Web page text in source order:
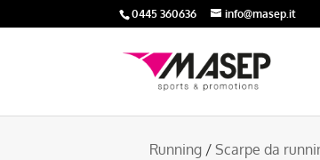
0445 360636 info@masep.it
Running / Scarpe da